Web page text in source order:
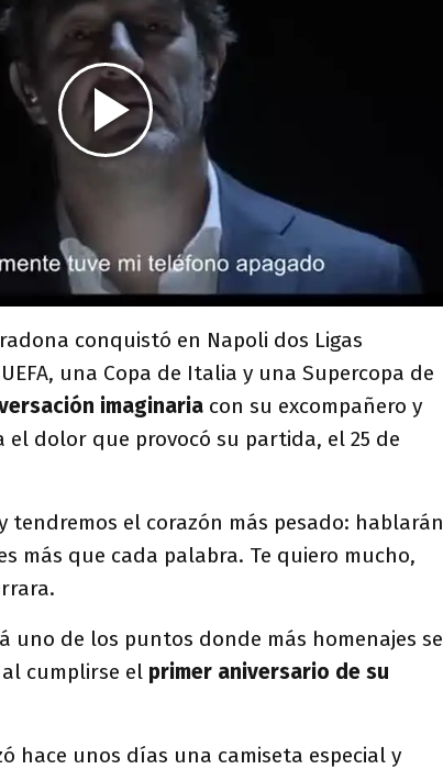
conquistó en Napoli dos Ligas
una Copa de Italia y una Supercopa de
imaginaria con su excompañero y
el dolor que provocó su partida, el 25 de
tendremos el corazón más pesado: hablarán
más que cada palabra. Te quiero mucho,
uno de los puntos donde más homenajes se
cumplirse el primer aniversario de su
hace unos días una camiseta especial y